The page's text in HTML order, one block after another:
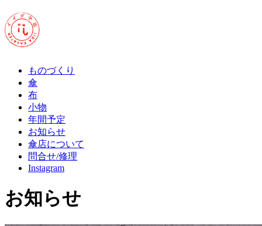
ものづくり
傘
布
小物
年間予定
お知らせ
傘店について
問合せ/修理
Instagram
お知らせ